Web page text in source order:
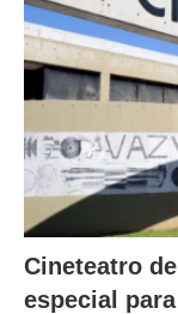
Cineteatro
especial